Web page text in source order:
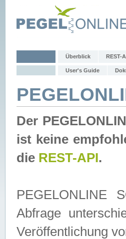
Überblick REST-
User's Guide
Der
ist keine
die REST-API.
PEGELONLINE
Abfrage
Veröffentlichung